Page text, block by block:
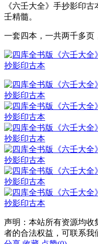
《六壬大全》手抄影印
壬精髓。
一套四本，一共两千多页
声明：本站所有资源均收
者的合法权益，可联系我